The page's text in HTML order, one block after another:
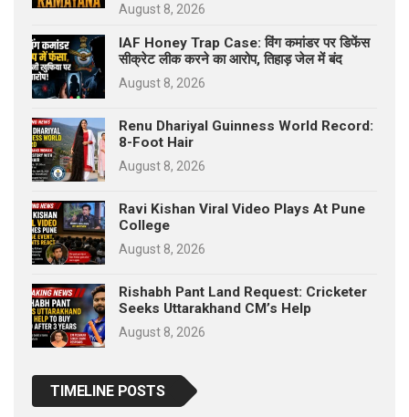
August 8, 2026
IAF Honey Trap Case: विंग कमांडर पर डिफेंस
सीक्रेट लीक करने का आरोप, तिहाड़ जेल में बंद
August 8, 2026
Renu Dhariyal Guinness World Record:
8-Foot Hair
August 8, 2026
Ravi Kishan Viral Video Plays At Pune
College
August 8, 2026
Rishabh Pant Land Request: Cricketer
Seeks Uttarakhand CM’s Help
August 8, 2026
TIMELINE POSTS